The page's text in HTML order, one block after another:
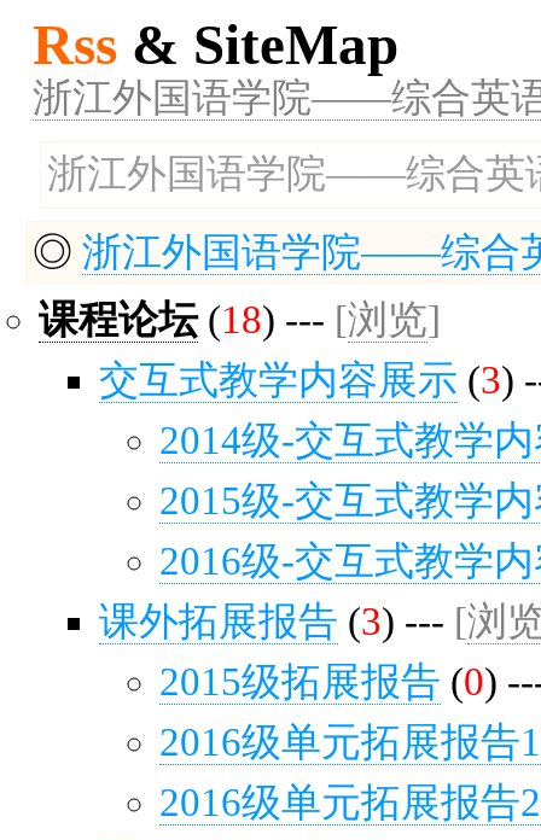
Rss & SiteMap
浙江外国语学院——综合英
浙江外国语学院——综合英
◎浙江外国语学院——综合
课程论坛 (18) --- [浏览]
交互式教学内容展示 (3)
2014级-交互式教学
2015级-交互式教学
2016级-交互式教学
课外拓展报告 (3) --- [浏
2015级拓展报告 (0)
2016级单元拓展报告1
2016级单元拓展报告2